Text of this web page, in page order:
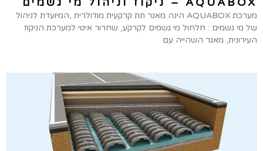
מערכת AQUABOX הינה מאגר תת קרקעית מודולרית ,המיועדת לניהול
של מי גשמים : חלחול מי גשמים לקרקע, שחרור איטי למערכת הניקוז
העירונית, מאגר השהייה עם